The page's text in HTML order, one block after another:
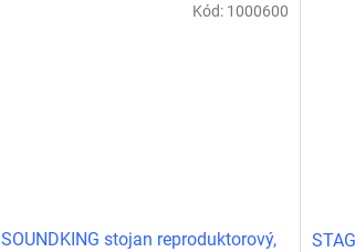
SOUNDKING stojan reproduktorový,
Kód: 1000600